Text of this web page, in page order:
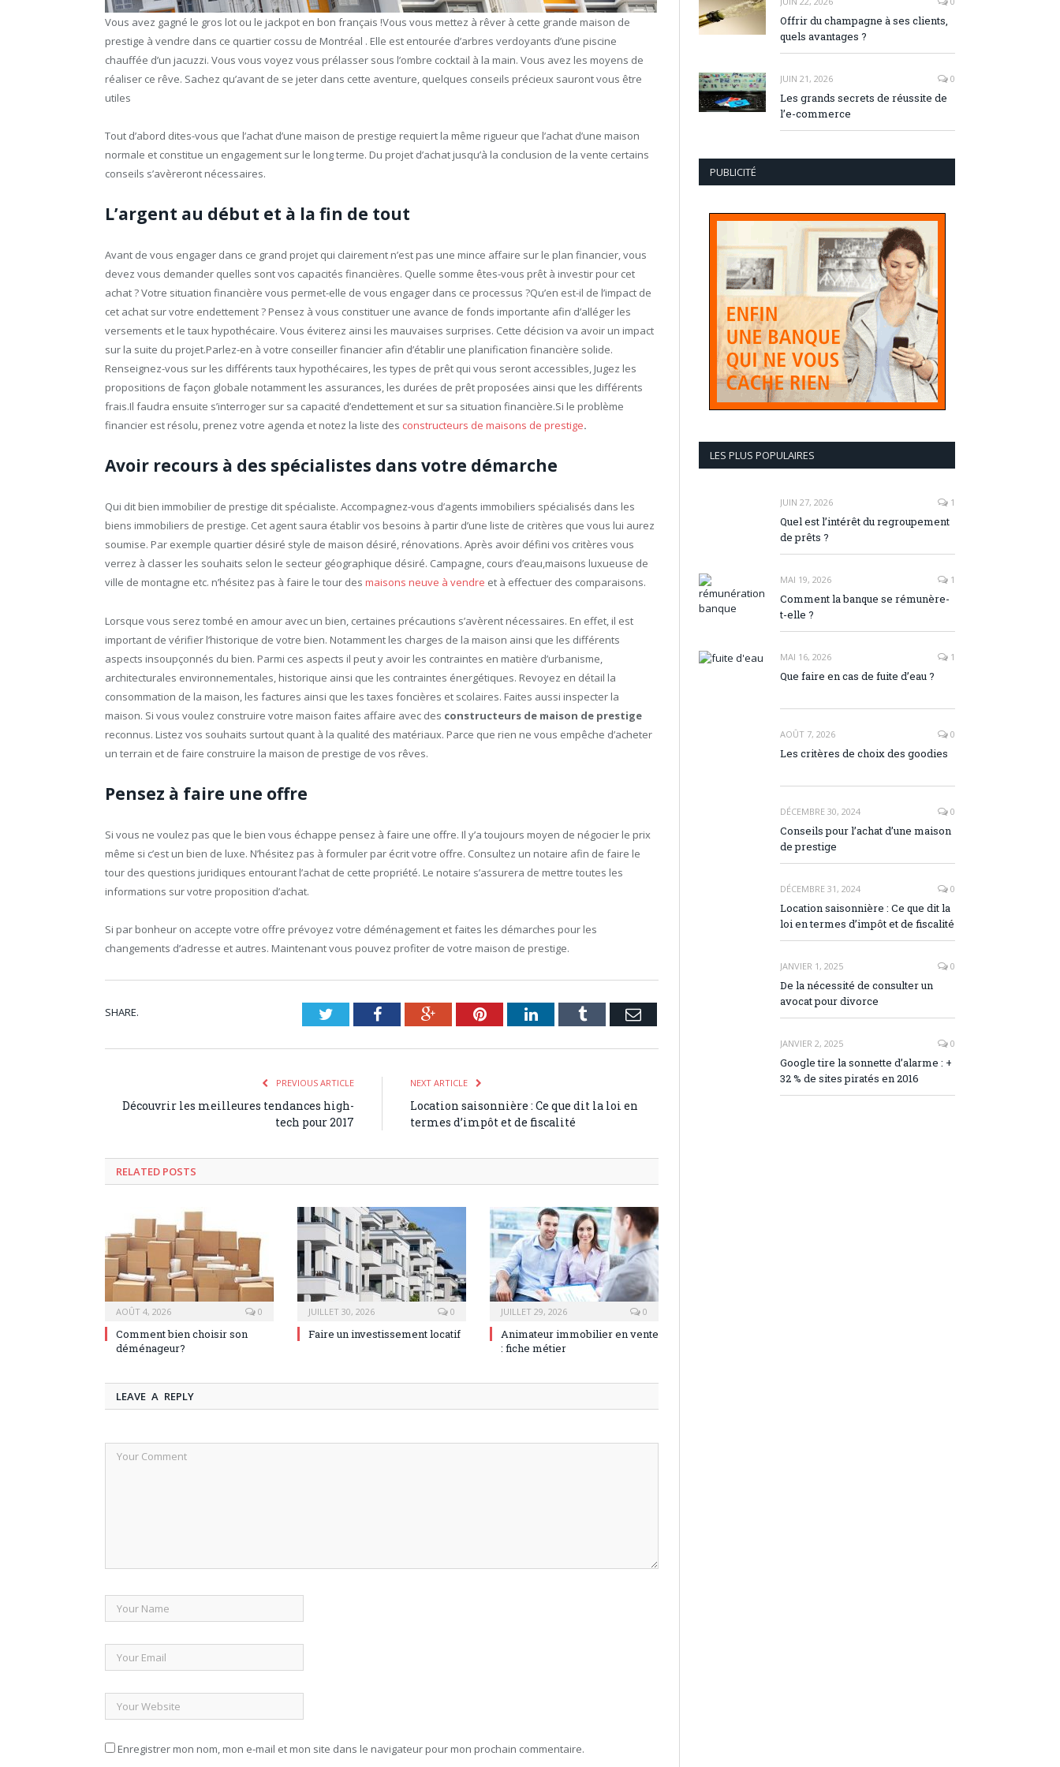
Vous avez gagné le gros lot ou le jackpot en bon français !Vous vous mettez à rêver à cette grande maison de
prestige à vendre dans ce quartier cossu de Montréal . Elle est entourée d’arbres verdoyants d’une piscine
chauffée d’un jacuzzi. Vous vous voyez vous prélasser sous l’ombre cocktail à la main. Vous avez les moyens de
réaliser ce rêve. Sachez qu’avant de se jeter dans cette aventure, quelques conseils précieux sauront vous être
utiles
Tout d’abord dites-vous que l’achat d’une maison de prestige requiert la même rigueur que l’achat d’une maison
normale et constitue un engagement sur le long terme. Du projet d’achat jusqu’à la conclusion de la vente certains
conseils s’avèreront nécessaires.
L’argent au début et à la fin de tout
Avant de vous engager dans ce grand projet qui clairement n’est pas une mince affaire sur le plan financier, vous
devez vous demander quelles sont vos capacités financières. Quelle somme êtes-vous prêt à investir pour cet
achat ? Votre situation financière vous permet-elle de vous engager dans ce processus ?Qu’en est-il de l’impact de
cet achat sur votre endettement ? Pensez à vous constituer une avance de fonds importante afin d’alléger les
versements et le taux hypothécaire. Vous éviterez ainsi les mauvaises surprises. Cette décision va avoir un impact
sur la suite du projet.Parlez-en à votre conseiller financier afin d’établir une planification financière solide.
Renseignez-vous sur les différents taux hypothécaires, les types de prêt qui vous seront accessibles, Jugez les
propositions de façon globale notamment les assurances, les durées de prêt proposées ainsi que les différents
frais.Il faudra ensuite s’interroger sur sa capacité d’endettement et sur sa situation financière.Si le problème
financier est résolu, prenez votre agenda et notez la liste des constructeurs de maisons de prestige.
Avoir recours à des spécialistes dans votre démarche
Qui dit bien immobilier de prestige dit spécialiste. Accompagnez-vous d’agents immobiliers spécialisés dans les
biens immobiliers de prestige. Cet agent saura établir vos besoins à partir d’une liste de critères que vous lui aurez
soumise. Par exemple quartier désiré style de maison désiré, rénovations. Après avoir défini vos critères vous
verrez à classer les souhaits selon le secteur géographique désiré. Campagne, cours d’eau,maisons luxueuse de
ville de montagne etc. n’hésitez pas à faire le tour des maisons neuve à vendre et à effectuer des comparaisons.
Lorsque vous serez tombé en amour avec un bien, certaines précautions s’avèrent nécessaires. En effet, il est
important de vérifier l’historique de votre bien. Notamment les charges de la maison ainsi que les différents
aspects insoupçonnés du bien. Parmi ces aspects il peut y avoir les contraintes en matière d’urbanisme,
architecturales environnementales, historique ainsi que les contraintes énergétiques. Revoyez en détail la
consommation de la maison, les factures ainsi que les taxes foncières et scolaires. Faites aussi inspecter la
maison. Si vous voulez construire votre maison faites affaire avec des constructeurs de maison de prestige
reconnus. Listez vos souhaits surtout quant à la qualité des matériaux. Parce que rien ne vous empêche d’acheter
un terrain et de faire construire la maison de prestige de vos rêves.
Pensez à faire une offre
Si vous ne voulez pas que le bien vous échappe pensez à faire une offre. Il y’a toujours moyen de négocier le prix
même si c’est un bien de luxe. N’hésitez pas à formuler par écrit votre offre. Consultez un notaire afin de faire le
tour des questions juridiques entourant l’achat de cette propriété. Le notaire s’assurera de mettre toutes les
informations sur votre proposition d’achat.
Si par bonheur on accepte votre offre prévoyez votre déménagement et faites les démarches pour les
changements d’adresse et autres. Maintenant vous pouvez profiter de votre maison de prestige.
SHARE. TwitterFacebookGoogle+PinterestLinkedInTumblr Email
PREVIOUS ARTICLE
Découvrir les meilleures tendances high-
tech pour 2017
NEXT ARTICLE
Location saisonnière : Ce que dit la loi en
termes d’impôt et de fiscalité
RELATED POSTS
AOÛT 4, 2026 0
Comment bien choisir son
déménageur?
JUILLET 30, 2026 0
Faire un investissement locatif
JUILLET 29, 2026 0
Animateur immobilier en vente
: fiche métier
LEAVE A REPLY
Enregistrer mon nom, mon e-mail et mon site dans le navigateur pour mon prochain commentaire.
Offrir du champagne à ses clients,
quels avantages ?
JUIN 21, 2026 0
Les grands secrets de réussite de
l’e-commerce
PUBLICITÉ
LES PLUS POPULAIRES
JUIN 27, 2026 1
Quel est l’intérêt du regroupement
de prêts ?
MAI 19, 2026 1
Comment la banque se rémunère-
t-elle ?
MAI 16, 2026 1
Que faire en cas de fuite d’eau ?
AOÛT 7, 2026 0
Les critères de choix des goodies
DÉCEMBRE 30, 2024 0
Conseils pour l’achat d’une maison
de prestige
DÉCEMBRE 31, 2024 0
Location saisonnière : Ce que dit la
loi en termes d’impôt et de fiscalité
JANVIER 1, 2025 0
De la nécessité de consulter un
avocat pour divorce
JANVIER 2, 2025 0
Google tire la sonnette d’alarme : +
32 % de sites piratés en 2016